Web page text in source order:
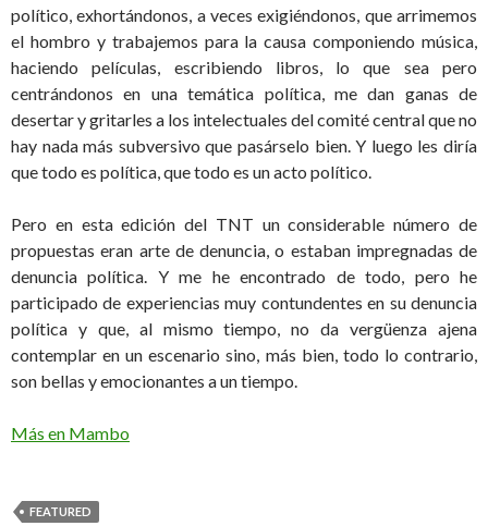
político, exhortándonos, a veces exigiéndonos, que arrimemos
el hombro y trabajemos para la causa componiendo música,
haciendo películas, escribiendo libros, lo que sea pero
centrándonos en una temática política, me dan ganas de
desertar y gritarles a los intelectuales del comité central que no
hay nada más subversivo que pasárselo bien. Y luego les diría
que todo es política, que todo es un acto político.
Pero en esta edición del TNT un considerable número de
propuestas eran arte de denuncia, o estaban impregnadas de
denuncia política. Y me he encontrado de todo, pero he
participado de experiencias muy contundentes en su denuncia
política y que, al mismo tiempo, no da vergüenza ajena
contemplar en un escenario sino, más bien, todo lo contrario,
son bellas y emocionantes a un tiempo.
Más en Mambo
FEATURED